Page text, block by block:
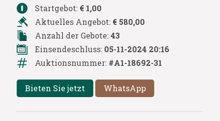
Startgebot: € 1,00
Aktuelles Angebot: € 580,00
Anzahl der Gebote:43
Einsendeschluss: 05-11-2024 20:16
Auktionsnummer: #A1-18692-31
Bieten Sie jetzt WhatsApp